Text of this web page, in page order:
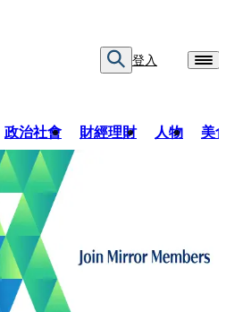
登入
政治社會 財經理財 人物 美